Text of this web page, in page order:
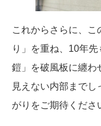
これからさらに、こ
り」を重ね、10年
鎧」を破風板に纏わ
見えない内部まで
がりをご期待くださ